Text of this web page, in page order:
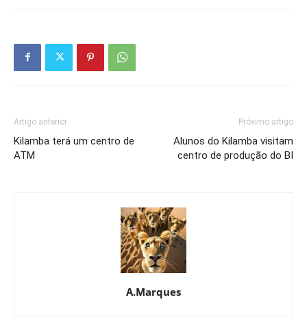
Artigo anterior
Kilamba terá um centro de
ATM
Próximo artigo
Alunos do Kilamba visitam
centro de produção do BI
A.Marques